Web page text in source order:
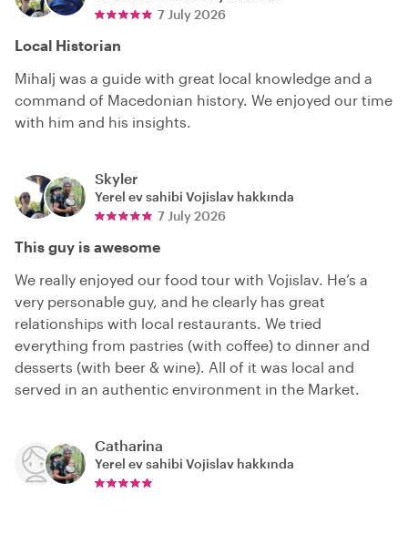
7 July 2026
Local Historian
Mihalj was a guide with great local knowledge and a
command of Macedonian history. We enjoyed our time
with him and his insights.
Skyler
Yerel ev sahibi Vojislav hakkında
7 July 2026
This guy is awesome
We really enjoyed our food tour with Vojislav. He’s a
very personable guy, and he clearly has great
relationships with local restaurants. We tried
everything from pastries (with coffee) to dinner and
desserts (with beer & wine). All of it was local and
served in an authentic environment in the Market.
Catharina
Yerel ev sahibi Vojislav hakkında